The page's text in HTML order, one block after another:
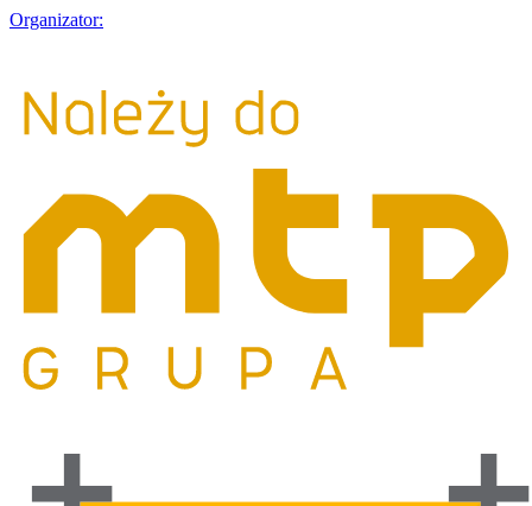
Organizator: